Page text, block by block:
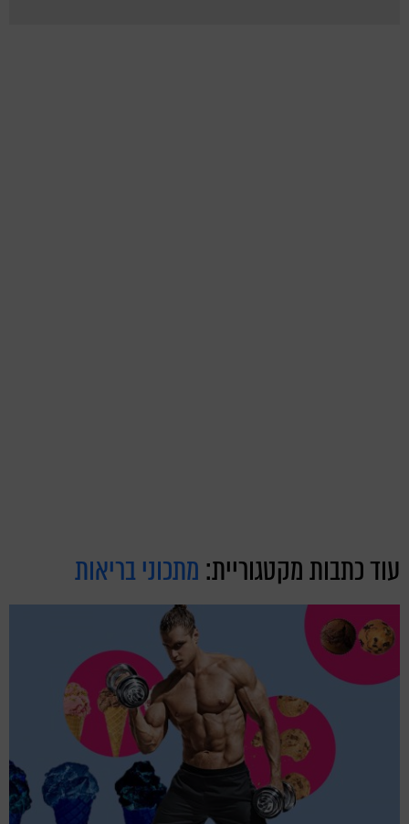
עוד כתבות מקטגוריית: מתכוני בריאות